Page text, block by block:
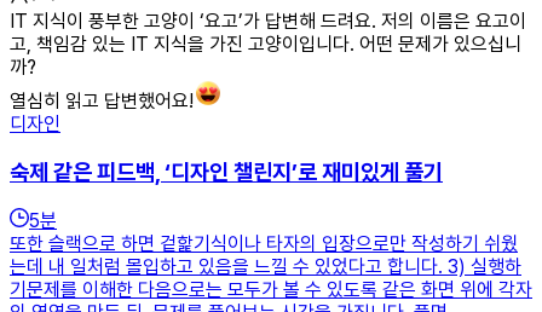
IT 지식이 풍부한 고양이 ‘요고’가 답변해 드려요. 저의 이름은 요고이
고, 책임감 있는 IT 지식을 가진 고양이입니다. 어떤 문제가 있으십니
까?
열심히 읽고 답변했어요!
디자인
숙제 같은 피드백, ‘디자인 챌린지’로 재미있게 풀기
5분
또한 슬랙으로 하면 겉핥기식이나 타자의 입장으로만 작성하기 쉬웠
는데 내 일처럼 몰입하고 있음을 느낄 수 있었다고 합니다. 3) 실행하
기문제를 이해한 다음으로는 모두가 볼 수 있도록 같은 화면 위에 각자